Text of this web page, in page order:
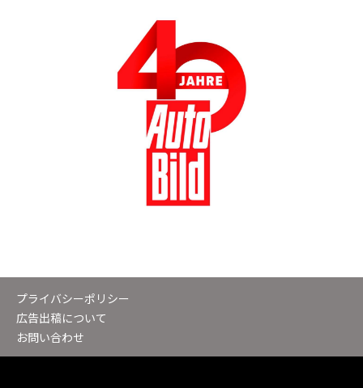
プライバシーポリシー
広告出稿について
お問い合わせ